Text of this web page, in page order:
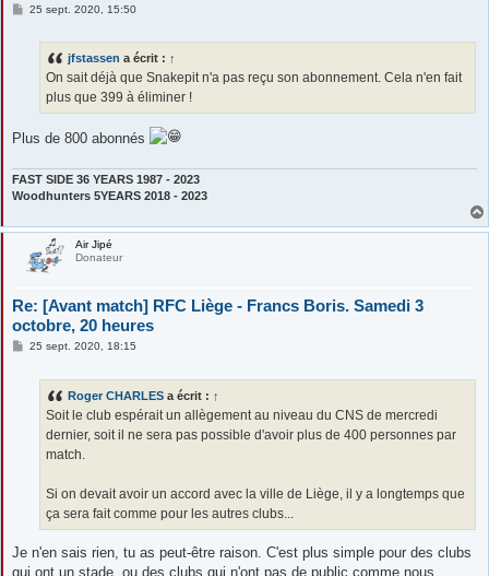
M25 sept. 2020, 15:50
jfstassen a écrit : ↑
On sait déjà que Snakepit n'a pas reçu son abonnement. Cela n'en fait
plus que 399 à éliminer !
Plus de 800 abonnés
FAST SIDE 36 YEARS 1987 - 2023
Woodhunters 5YEARS 2018 - 2023
Air Jipé
Donateur
Re: [Avant match] RFC Liège - Francs Boris. Samedi 3
octobre, 20 heures
M25 sept. 2020, 18:15
Roger CHARLES a écrit : ↑
Soit le club espérait un allègement au niveau du CNS de mercredi
dernier, soit il ne sera pas possible d'avoir plus de 400 personnes par
match.
Si on devait avoir un accord avec la ville de Liège, il y a longtemps que
ça sera fait comme pour les autres clubs...
Je n'en sais rien, tu as peut-être raison. C'est plus simple pour des clubs
qui ont un stade, ou des clubs qui n'ont pas de public comme nous.